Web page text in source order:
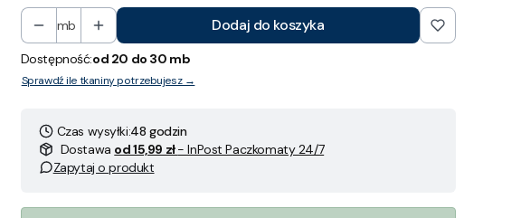
mb Dodaj do koszyka
Dostępność:od 20 do 30 mb
Sprawdź ile tkaniny potrzebujesz →
Czas wysyłki:48 godzin
Dostawa od 15,99 zł- InPost Paczkomaty 24/7
Zapytaj o produkt